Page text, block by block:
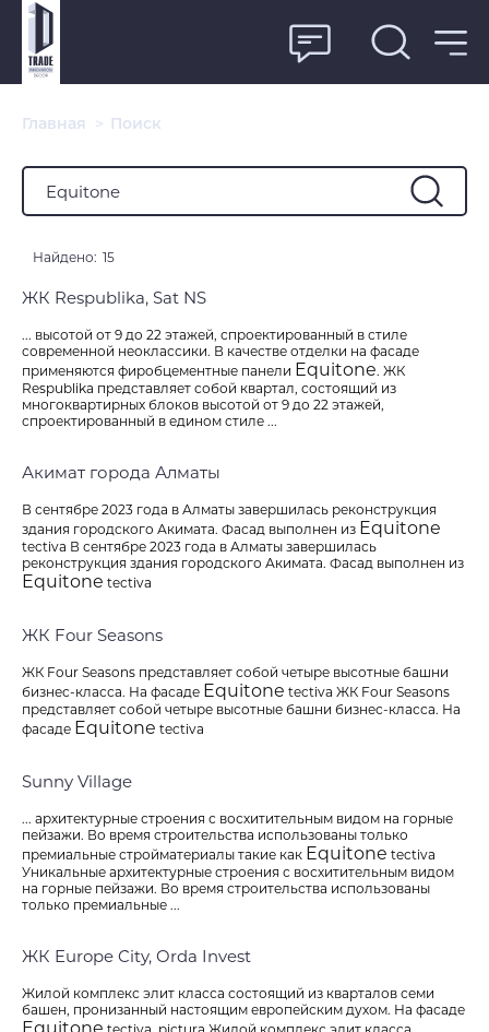
Главная > Поиск
Найдено: 15
ЖК Respublika, Sat NS
... высотой от 9 до 22 этажей, спроектированный в стиле
современной неоклассики. В качестве отделки на фасаде
применяются фиробцементные панели Equitone. ЖК
Respublika представляет собой квартал, состоящий из
многоквартирных блоков высотой от 9 до 22 этажей,
спроектированный в едином стиле ...
Акимат города Алматы
В сентябре 2023 года в Алматы завершилась реконструкция
здания городского Акимата. Фасад выполнен из Equitone
tectiva В сентябре 2023 года в Алматы завершилась
реконструкция здания городского Акимата. Фасад выполнен из
Equitone tectiva
ЖК Four Seasons
ЖК Four Seasons представляет собой четыре высотные башни
бизнес-класса. На фасаде Equitone tectiva ЖК Four Seasons
представляет собой четыре высотные башни бизнес-класса. На
фасаде Equitone tectiva
Sunny Village
... архитектурные строения с восхитительным видом на горные
пейзажи. Во время строительства использованы только
премиальные стройматериалы такие как Equitone tectiva
Уникальные архитектурные строения с восхитительным видом
на горные пейзажи. Во время строительства использованы
только премиальные ...
ЖК Europe City, Orda Invest
Жилой комплекс элит класса состоящий из кварталов семи
башен, пронизанный настоящим европейским духом. На фасаде